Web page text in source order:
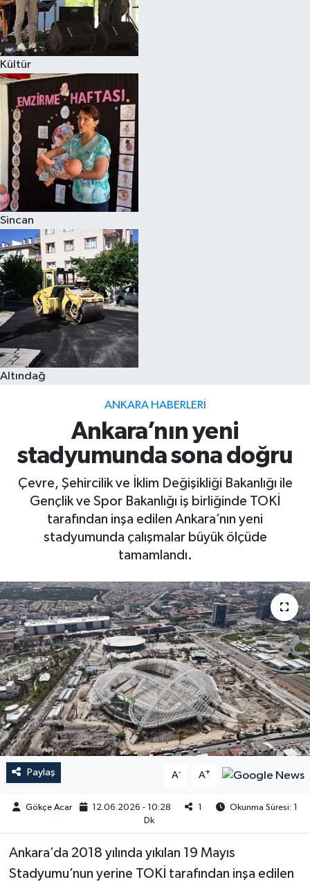
Kültür
Sincan
Altındağ
ANKARA HABERLERI
Ankara’nın yeni
stadyumunda sona doğru
Çevre, Şehircilik ve İklim Değişikliği Bakanlığı ile
Gençlik ve Spor Bakanlığı iş birliğinde TOKİ
tarafından inşa edilen Ankara’nın yeni
stadyumunda çalışmalar büyük ölçüde
tamamlandı.
Paylaş A- A+
Gökçe Acar 12.06.2026 - 10:28 1
Okunma Süresi: 1
Dk
Ankara’da 2018 yılında yıkılan 19 Mayıs
Stadyumu’nun yerine TOKİ tarafından inşa edilen